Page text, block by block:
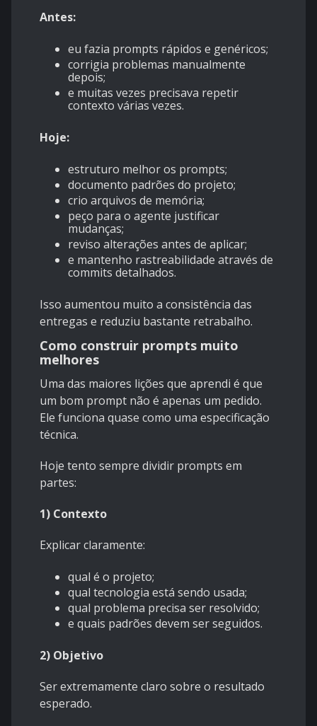
Antes:
eu fazia prompts rápidos e genéricos;
corrigia problemas manualmente
depois;
e muitas vezes precisava repetir
contexto várias vezes.
Hoje:
estruturo melhor os prompts;
documento padrões do projeto;
crio arquivos de memória;
peço para o agente justificar
mudanças;
reviso alterações antes de aplicar;
e mantenho rastreabilidade através de
commits detalhados.
Isso aumentou muito a consistência das
entregas e reduziu bastante retrabalho.
Como construir prompts muito
melhores
Uma das maiores lições que aprendi é que
um bom prompt não é apenas um pedido.
Ele funciona quase como uma especificação
técnica.
Hoje tento sempre dividir prompts em
partes:
1) Contexto
Explicar claramente:
qual é o projeto;
qual tecnologia está sendo usada;
qual problema precisa ser resolvido;
e quais padrões devem ser seguidos.
2) Objetivo
Ser extremamente claro sobre o resultado
esperado.